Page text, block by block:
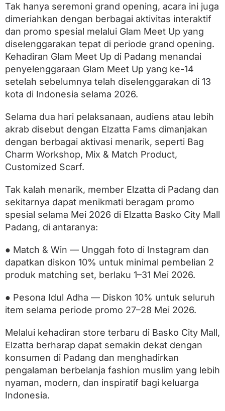
M
a
l
l
P
a
d
a
n
Tak hanya seremoni grand opening, acara ini juga
dimeriahkan dengan berbagai aktivitas interaktif
dan promo spesial melalui Glam Meet Up yang
diselenggarakan tepat di periode grand opening.
Kehadiran Glam Meet Up di Padang menandai
penyelenggaraan Glam Meet Up yang ke-14
setelah sebelumnya telah diselenggarakan di 13
kota di Indonesia selama 2026.
Selama dua hari pelaksanaan, audiens atau lebih
akrab disebut dengan Elzatta Fams dimanjakan
dengan berbagai aktivasi menarik, seperti Bag
Charm Workshop, Mix & Match Product,
Customized Scarf.
Tak kalah menarik, member Elzatta di Padang dan
sekitarnya dapat menikmati beragam promo
spesial selama Mei 2026 di Elzatta Basko City Mall
Padang, di antaranya:
● Match & Win — Unggah foto di Instagram dan
dapatkan diskon 10% untuk minimal pembelian 2
produk matching set, berlaku 1–31 Mei 2026.
● Pesona Idul Adha — Diskon 10% untuk seluruh
item selama periode promo 27–28 Mei 2026.
Melalui kehadiran store terbaru di Basko City Mall,
Elzatta berharap dapat semakin dekat dengan
konsumen di Padang dan menghadirkan
pengalaman berbelanja fashion muslim yang lebih
nyaman, modern, dan inspiratif bagi keluarga
Indonesia.